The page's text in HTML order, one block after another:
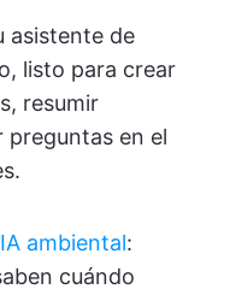
asistente de
listo para crear
resumir
preguntas en el
ambiental:
cuándo